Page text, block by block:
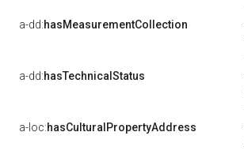
a-dd:hasMeasurementCollection
a-dd:hasTechnicalStatus
a-loc:hasCulturalPropertyAddress